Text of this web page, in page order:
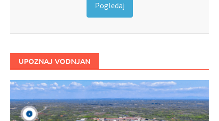
Pogledaj
UPOZNAJ VODNJAN